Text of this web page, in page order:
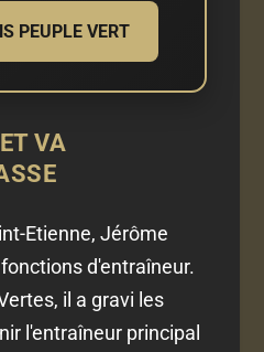
PEUPLE VERT
VA
Etienne, Jérôme
d'entraîneur.
il a gravi les
l'entraîneur principal